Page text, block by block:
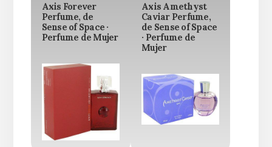
Axis Forever
Perfume, de
Sense of Space ·
Perfume de Mujer
Axis Amethyst
Caviar Perfume,
de Sense of Space
· Perfume de
Mujer